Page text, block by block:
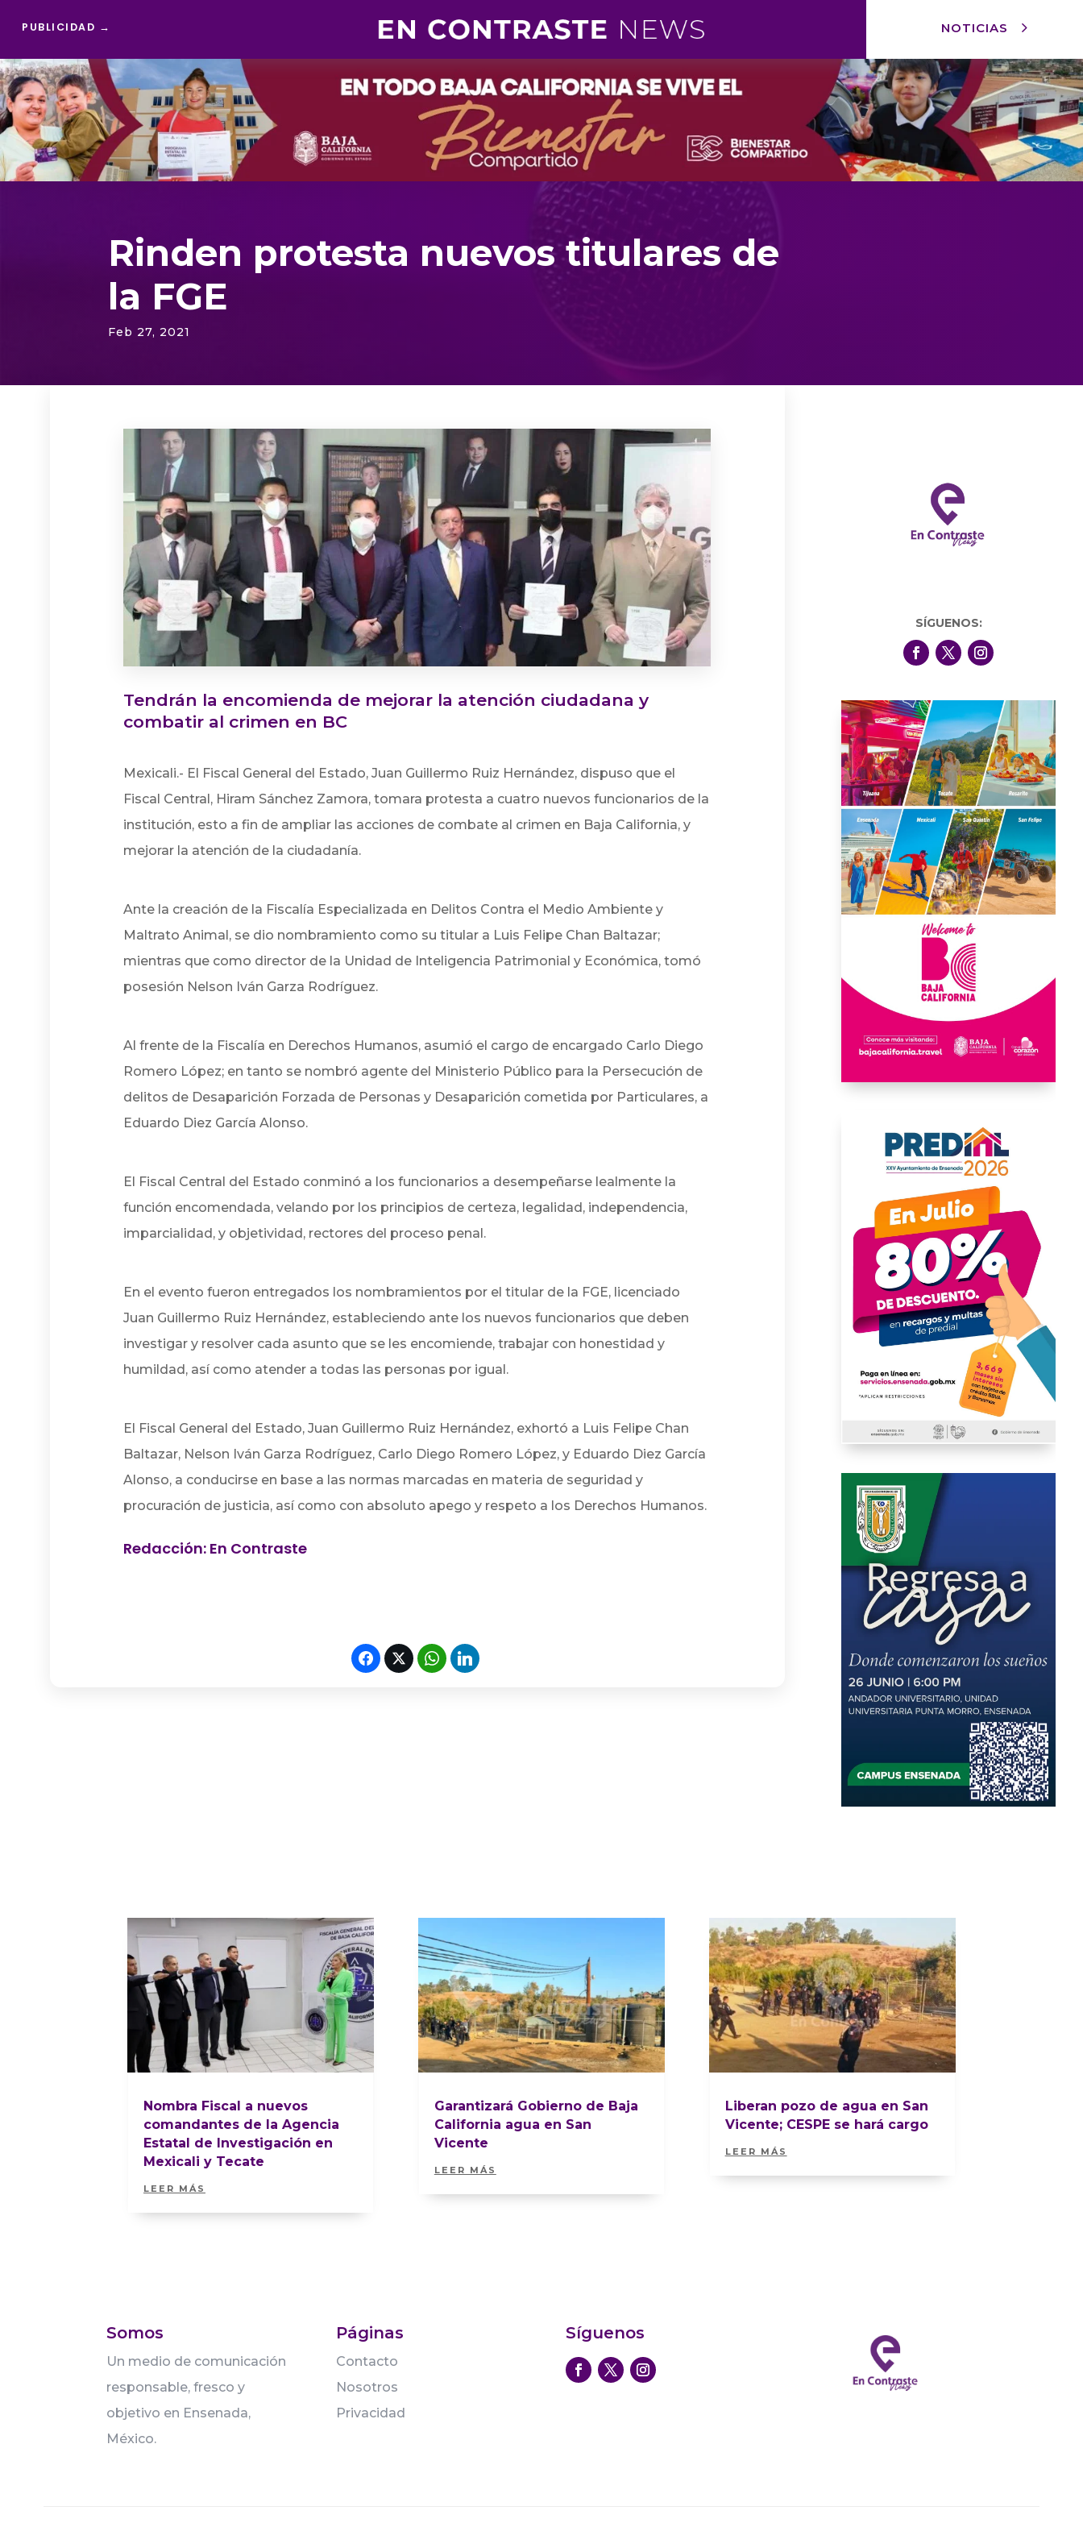
PUBLICIDAD → NOTICIAS
Reproductor
de
vídeo
Rinden protesta nuevos titulares de
la FGE
Feb 27, 2021
Tendrán la encomienda de mejorar la atención ciudadana y
combatir al crimen en BC
Mexicali.- El Fiscal General del Estado, Juan Guillermo Ruiz Hernández, dispuso que el
Fiscal Central, Hiram Sánchez Zamora, tomara protesta a cuatro nuevos funcionarios de la
institución, esto a fin de ampliar las acciones de combate al crimen en Baja California, y
mejorar la atención de la ciudadanía.
Ante la creación de la Fiscalía Especializada en Delitos Contra el Medio Ambiente y
Maltrato Animal, se dio nombramiento como su titular a Luis Felipe Chan Baltazar;
mientras que como director de la Unidad de Inteligencia Patrimonial y Económica, tomó
posesión Nelson Iván Garza Rodríguez.
Al frente de la Fiscalía en Derechos Humanos, asumió el cargo de encargado Carlo Diego
Romero López; en tanto se nombró agente del Ministerio Público para la Persecución de
delitos de Desaparición Forzada de Personas y Desaparición cometida por Particulares, a
Eduardo Diez García Alonso.
El Fiscal Central del Estado conminó a los funcionarios a desempeñarse lealmente la
función encomendada, velando por los principios de certeza, legalidad, independencia,
imparcialidad, y objetividad, rectores del proceso penal.
En el evento fueron entregados los nombramientos por el titular de la FGE, licenciado
Juan Guillermo Ruiz Hernández, estableciendo ante los nuevos funcionarios que deben
investigar y resolver cada asunto que se les encomiende, trabajar con honestidad y
humildad, así como atender a todas las personas por igual.
El Fiscal General del Estado, Juan Guillermo Ruiz Hernández, exhortó a Luis Felipe Chan
Baltazar, Nelson Iván Garza Rodríguez, Carlo Diego Romero López, y Eduardo Diez García
Alonso, a conducirse en base a las normas marcadas en materia de seguridad y
procuración de justicia, así como con absoluto apego y respeto a los Derechos Humanos.
Redacción: En Contraste
SÍGUENOS:
Nombra Fiscal a nuevos
comandantes de la Agencia
Estatal de Investigación en
Mexicali y Tecate
LEER MÁS
Garantizará Gobierno de Baja
California agua en San
Vicente
LEER MÁS
Liberan pozo de agua en San
Vicente; CESPE se hará cargo
LEER MÁS
Somos
Un medio de comunicación
responsable, fresco y
objetivo en Ensenada,
México.
Páginas
Contacto
Nosotros
Privacidad
Síguenos